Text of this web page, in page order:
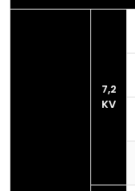
7,2
KV